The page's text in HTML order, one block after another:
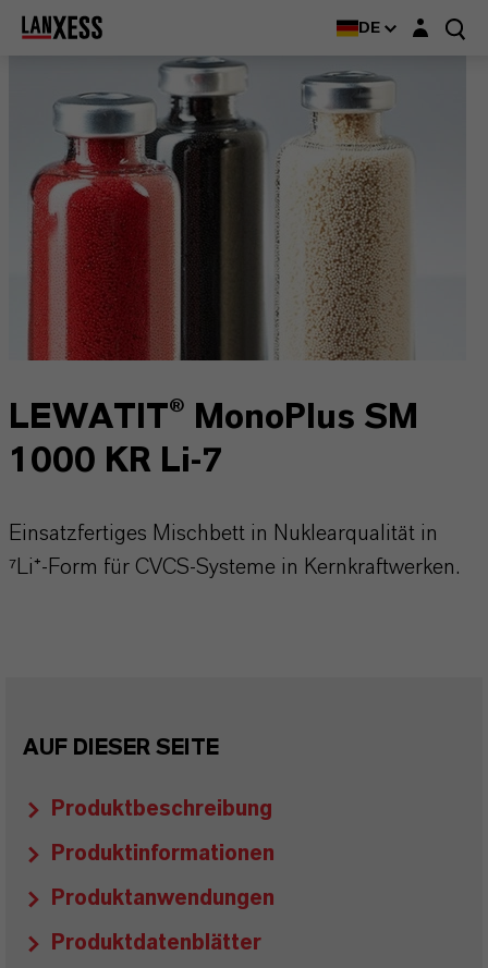
DE Login-Maske
LEWATIT® MonoPlus SM
1000 KR Li-7
Einsatzfertiges Mischbett in Nuklearqualität in
⁷Li⁺-Form für CVCS-Systeme in Kernkraftwerken.
AUF DIESER SEITE
Produktbeschreibung
Produktinformationen
Produktanwendungen
Produktdatenblätter